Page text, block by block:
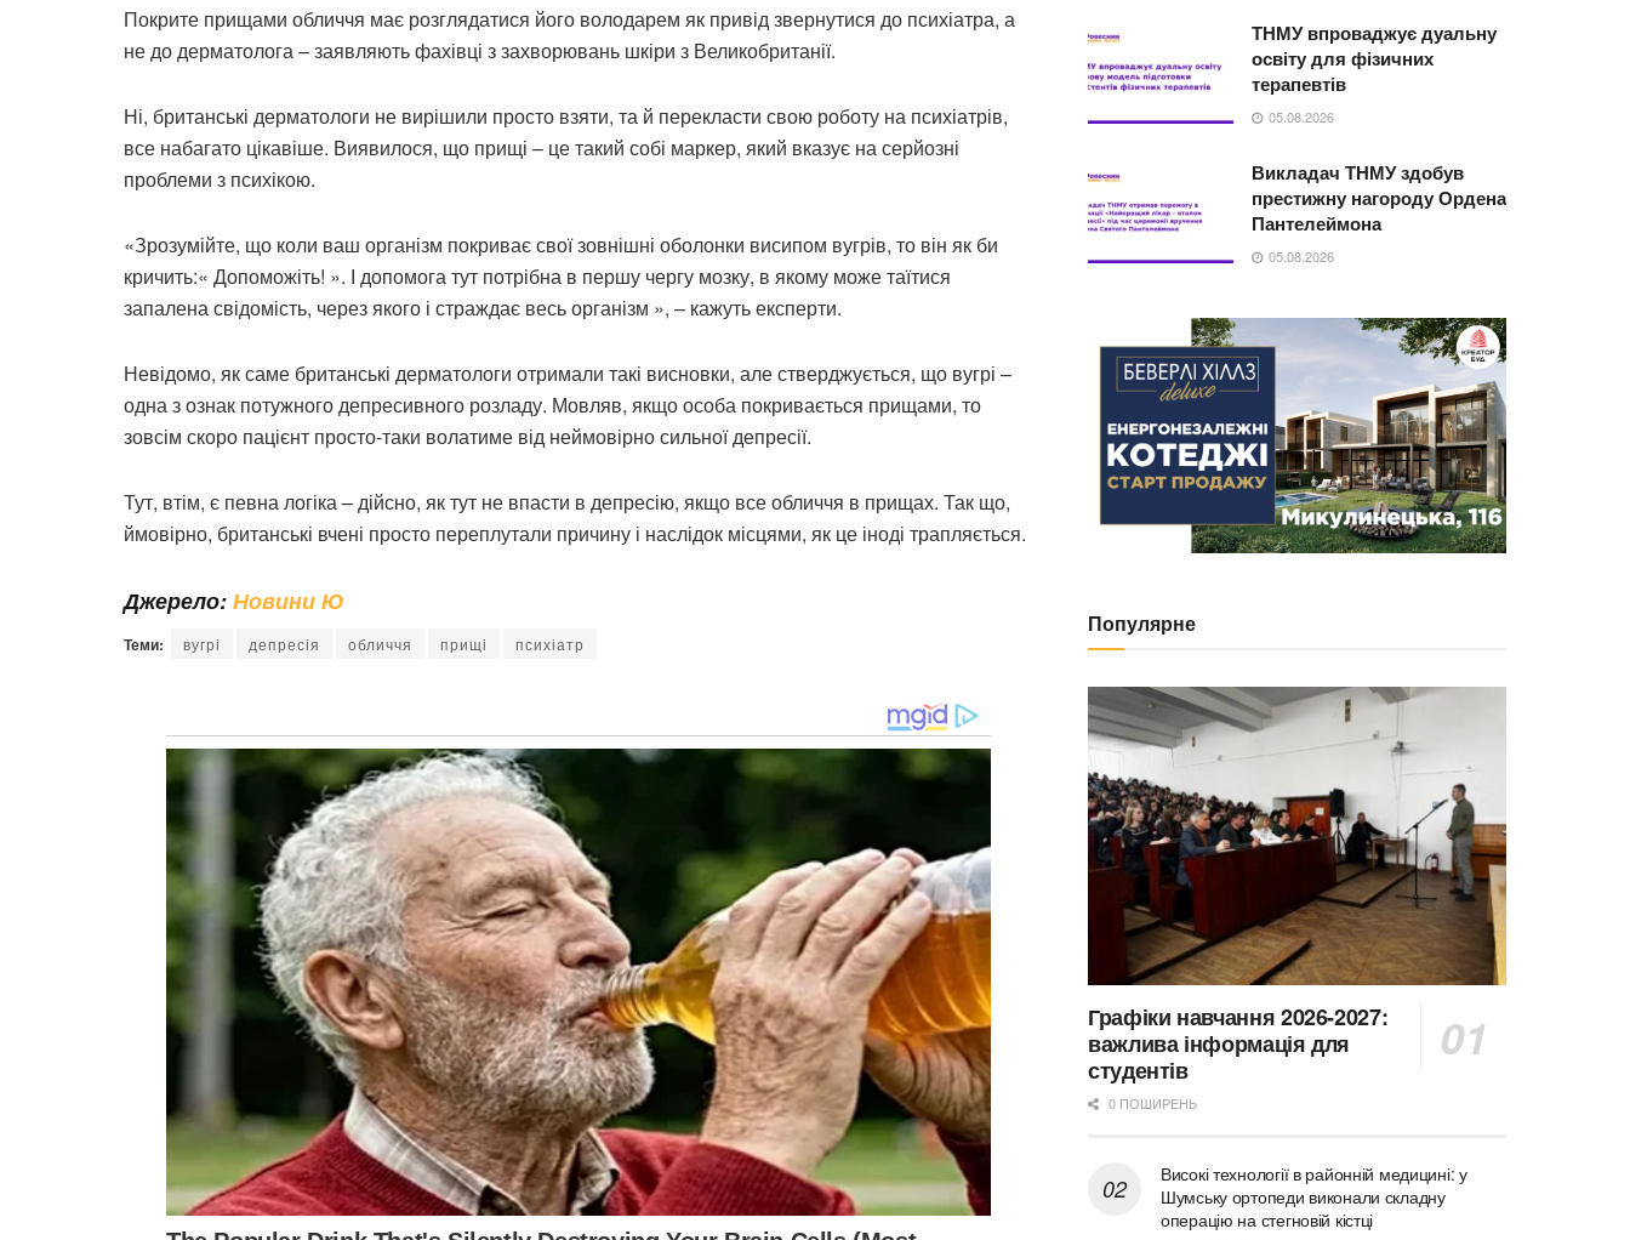
Покрите прищами обличчя має розглядатися його володарем як привід звернутися до психіатра, а
не до дерматолога – заявляють фахівці з захворювань шкіри з Великобританії.
Ні, британські дерматологи не вирішили просто взяти, та й перекласти свою роботу на психіатрів,
все набагато цікавіше. Виявилося, що прищі – це такий собі маркер, який вказує на серйозні
проблеми з психікою.
«Зрозумійте, що коли ваш організм покриває свої зовнішні оболонки висипом вугрів, то він як би
кричить:« Допоможіть! ». І допомога тут потрібна в першу чергу мозку, в якому може таїтися
запалена свідомість, через якого і страждає весь організм », – кажуть експерти.
Невідомо, як саме британські дерматологи отримали такі висновки, але стверджується, що вугрі –
одна з ознак потужного депресивного розладу. Мовляв, якщо особа покривається прищами, то
зовсім скоро пацієнт просто-таки волатиме від неймовірно сильної депресії.
Тут, втім, є певна логіка – дійсно, як тут не впасти в депресію, якщо все обличчя в прищах. Так що,
ймовірно, британські вчені просто переплутали причину і наслідок місцями, як це іноді трапляється.
Джерело: Новини Ю
Теми: вугрі депресія обличчя прищі психіатр
ТНМУ впроваджує дуальну
освіту для фізичних
терапевтів
05.08.2026
Викладач ТНМУ здобув
престижну нагороду Ордена
Пантелеймона
05.08.2026
Популярне
Графіки навчання 2026-2027:
важлива інформація для
студентів
0 ПОШИРЕНЬ
Високі технології в районній медицині: у
Шумську ортопеди виконали складну
операцію на стегновій кістці